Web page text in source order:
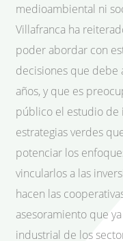
medioambiental ni
Villafranca ha
poder abordar con
decisiones que debe
años, y que es
público el estudio de
estrategias verdes
potenciar los
vincularlos a las
hacen las
asesoramiento que
industrial de los